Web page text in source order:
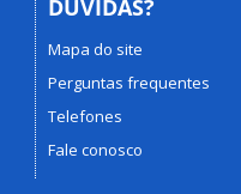
DÚVIDAS?
Mapa do site
Perguntas frequentes
Telefones
Fale conosco